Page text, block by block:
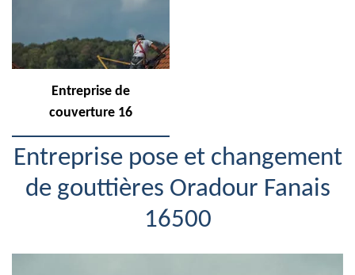
Entreprise de
couverture 16
Entreprise pose et changement
de gouttières Oradour Fanais
16500